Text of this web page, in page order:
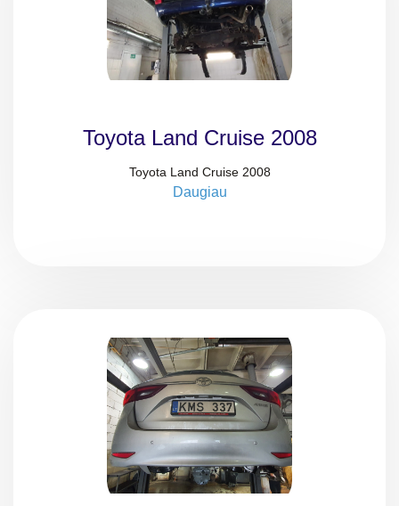
Toyota Land Cruise 2008
Toyota Land Cruise 2008
Daugiau